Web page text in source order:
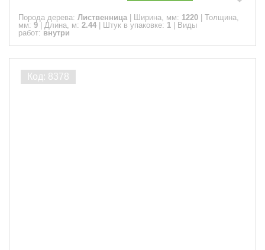
Порода дерева: Лиственница Ширина, мм: 1220
Толщина,
мм: 9 Длина, м: 2.44 Штук в упаковке: 1
Виды
работ: внутри